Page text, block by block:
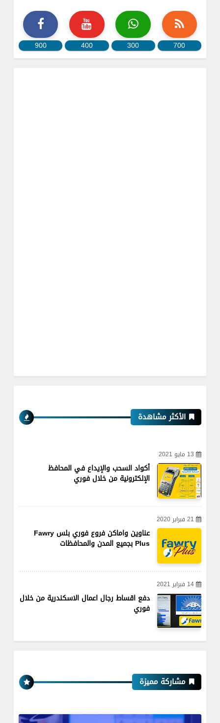
700
300
400
900
الأكثر مشاهدة
13 مايو 2021
أكواد السحب والإيداع في المحافظ
الإلكترونية من خلال فوري
21 فبراير 2020
عناوين واماكن فروع فوري بلس Fawry
Plus بجميع المدن والمحافظات
14 فبراير 2021
دفع اقساط رجال اعمال الاسكندرية من خلال
فوري
مشاركة مميزة